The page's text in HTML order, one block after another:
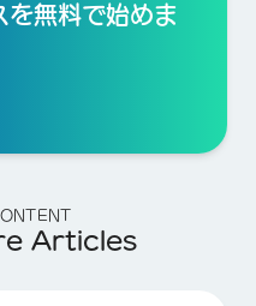
を無料で始めま
Articles